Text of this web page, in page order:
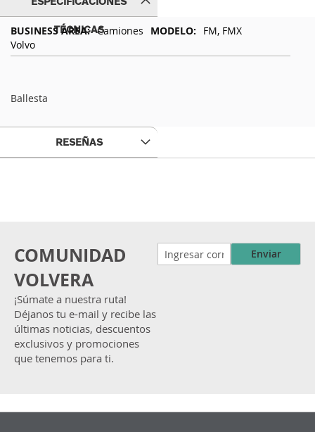
TÉCNICAS
Especificaciones
Técnicas
Camiones
Volvo
FM, FMX
Ballesta
RESEÑAS
COMUNIDAD
VOLVERA
¡Súmate a nuestra ruta!
Déjanos tu e-mail y recibe las
últimas noticias, descuentos
exclusivos y promociones
que tenemos para ti.
Enviar